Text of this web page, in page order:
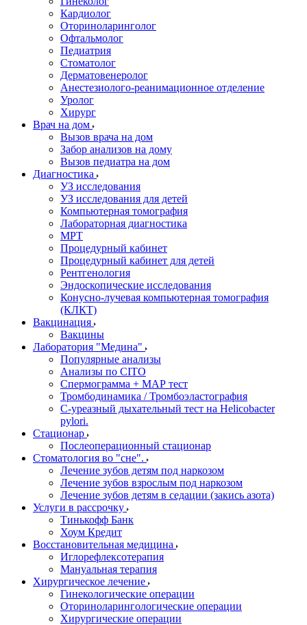
Кардиолог
Оториноларинголог
Офтальмолог
Педиатрия
Стоматолог
Дерматовенеролог
Анестезиолого-реанимационное отделение
Уролог
Хирург
Врач на дом
Вызов врача на дом
Забор анализов на дому
Вызов педиатра на дом
Диагностика
УЗ исследования
УЗ исследования для детей
Компьютерная томография
Лабораторная диагностика
МРТ
Процедурный кабинет
Процедурный кабинет для детей
Рентгенология
Эндоскопические исследования
Конусно-лучевая компьютерная томография
(КЛКТ)
Вакцинация
Вакцины
Лаборатория "Медина"
Популярные анализы
Анализы по CITO
Спермограмма + МАР тест
Тромбодинамика / Тромбоэластография
С-уреазный дыхательный тест на Helicobacter
pylori.
Стационар
Послеоперационный стационар
Стоматология во "сне".
Лечение зубов детям под наркозом
Лечение зубов взрослым под наркозом
Лечение зубов детям в седации (закись азота)
Услуги в рассрочку
Тинькофф Банк
Хоум Кредит
Восстановительная медицина
Иглорефлексотерапия
Мануальная терапия
Хирургическое лечение
Гинекологические операции
Оториноларингологические операции
Хирургические операции